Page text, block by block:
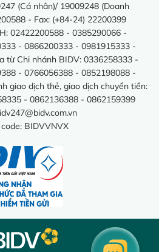
(Cá nhân)/ 19009248 (Doanh
- Fax: (+84-24) 22200399
02422200588 - 0385290066 -
- 0866200333 - 0981915333 -
từ Chi nhánh BIDV: 0336258333 -
- 0766056388 - 0852198088 -
giao dịch thẻ, giao dịch chuyển tiền:
- 0862136388 - 0862159399
BIDVVNVX